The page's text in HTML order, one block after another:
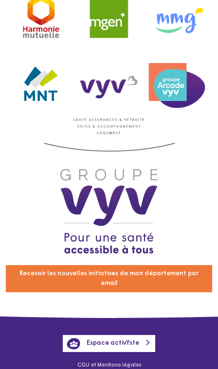
Recevoir les nouvelles initiatives de mon département par
email
CGU et Mentions légales
Espace activYste